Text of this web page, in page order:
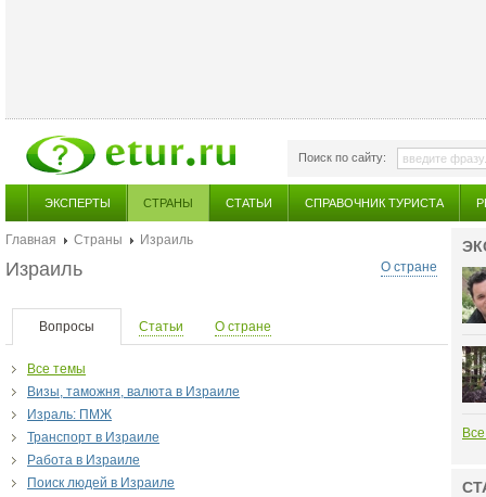
Поиск по сайту:
ЭКСПЕРТЫ СТРАНЫ СТАТЬИ СПРАВОЧНИК ТУРИСТА
Главная Страны
Израиль
О стране
Израиль
Вопросы Статьи О стране
Все темы
Визы, таможня, валюта в Израиле
Израль: ПМЖ
Транспорт в Израиле
Работа в Израиле
Поиск людей в Израиле